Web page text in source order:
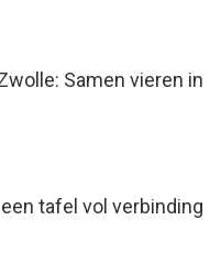
Samen vieren in
tafel vol verbinding